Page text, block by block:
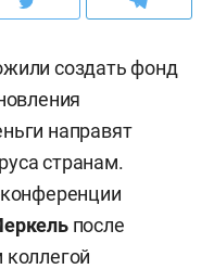
создать фонд
направят
странам.
после
коллегой